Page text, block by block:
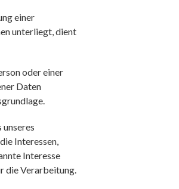
einer
unterliegt, dient
oder einer
Daten
Interessen,
Interesse
die Verarbeitung.